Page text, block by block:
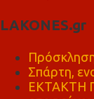
LAKONES.gr
Σπάρτη,
ΕΚΤΑΚΤΗ